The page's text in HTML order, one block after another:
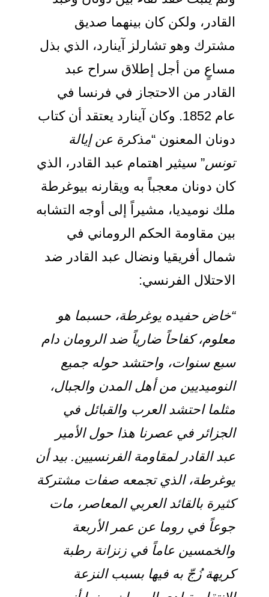
ولكن كان بينهما صديق
وهو تشارلز آينارد، الذي بذل
من أجل إطلاق سراح عبد
من الاحتجاز في فرنسا في
عام 1852. وكان آينارد يعتقد أن كتاب
المعنون “مذكرة عن إيالة
” سيثير اهتمام عبد القادر، الذي
دونان معجباً به ويقارنه بيوغرطة
نوميديا، مشيراً إلى أوجه التشابه
مقاومة الحكم الروماني في
أفريقيا ونضال عبد القادر ضد
الفرنسي:
حفيده يوغرطة، حسبما هو
كفاحاً ضارياً ضد الرومان دام
سنوات، واحتشد حوله جميع
من أهل المدن والجبال،
احتشد العرب والقبائل في
في عصرنا هذا حول الأمير
القادر لمقاومة الفرنسيين. بيد أن
الذي تجمعه صفات مشتركة
بالقائد العربي المعاصر، مات
في روما عن عمر الأربعة
عاماً في زنزانة رطبة
زُجّ به فيها بسبب النزعة